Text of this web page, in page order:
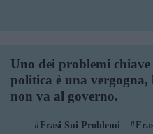
Uno dei problemi chiave
politica è una vergogna,
non va al governo.
Frasi Sui Problemi